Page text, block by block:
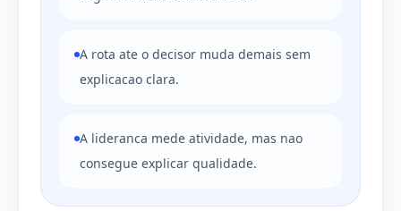
A rota ate o decisor muda demais sem
explicacao clara.
A lideranca mede atividade, mas nao
consegue explicar qualidade.